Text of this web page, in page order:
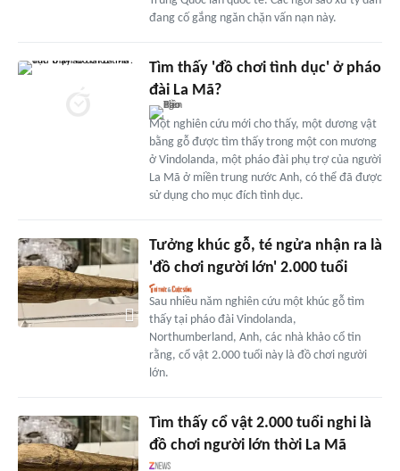
đang cố gắng ngăn chặn vấn nạn này.
Tìm thấy 'đồ chơi tình dục' ở pháo
đài La Mã?
Một nghiên cứu mới cho thấy, một dương vật
bằng gỗ được tìm thấy trong một con mương
ở Vindolanda, một pháo đài phụ trợ của người
La Mã ở miền trung nước Anh, có thể đã được
sử dụng cho mục đích tình dục.
Tưởng khúc gỗ, té ngửa nhận ra là
'đồ chơi người lớn' 2.000 tuổi
Sau nhiều năm nghiên cứu một khúc gỗ tìm
thấy tại pháo đài Vindolanda,
Northumberland, Anh, các nhà khảo cổ tin
rằng, cổ vật 2.000 tuổi này là đồ chơi người
lớn.
Tìm thấy cổ vật 2.000 tuổi nghi là
đồ chơi người lớn thời La Mã